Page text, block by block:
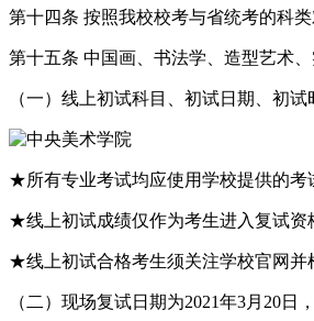
第十四条 按照我校校考与省统考的科
第十五条 中国画、书法学、造型艺术
（一）线上初试科目、初试日期、初试
★所有专业考试均应使用学校提供的考
★线上初试成绩仅作为考生进入复试资
★线上初试合格考生须关注学校官网并
（二）现场复试日期为2021年3月20日